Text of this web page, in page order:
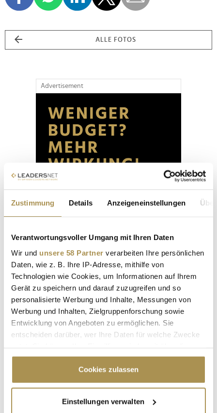
Zustimmung Details Anzeigeneinstellungen
Verantwortungsvoller Umgang mit Ihren Daten
Wir und unsere 58 Partner verarbeiten Ihre persönlichen
Daten, wie z. B. Ihre IP-Adresse, mithilfe von
Technologien wie Cookies, um Informationen auf Ihrem
Gerät zu speichern und darauf zuzugreifen und so
personalisierte Werbung und Inhalte, Messungen von
Werbung und Inhalten, Zielgruppenforschung sowie
Entwicklung von Angeboten zu ermöglichen. Sie
entscheiden darüber, wer Ihre Daten für welche Zwecke
Cookie-Erklärung oder durch Klicken auf das Privacy
Trigger Symbol ändern oder widerrufen
Informationen über Ihre geografische Lage
Cookies zulassen
Einstellungen verwalten
ALLE FOTOS
Advertisement